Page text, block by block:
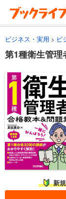
ビジネス・実用 ビ
第1種衛生管
新